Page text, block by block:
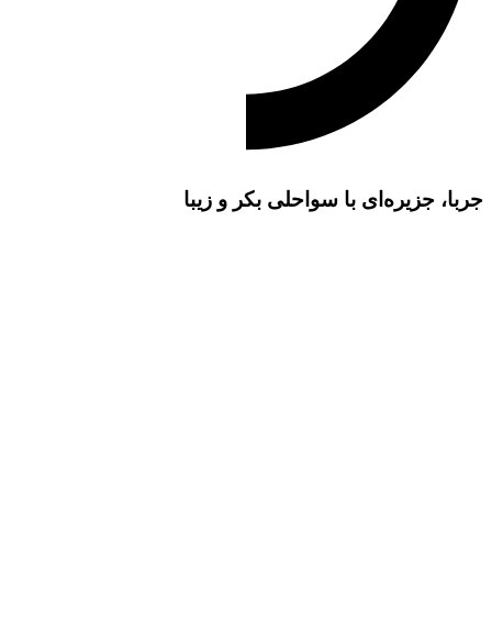
جربا، جزیره‌ای با سواحلی بکر و زیبا